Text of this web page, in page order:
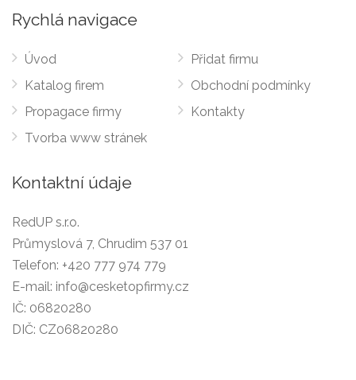
Rychlá navigace
Úvod
Katalog firem
Propagace firmy
Tvorba www stránek
Přidat firmu
Obchodní podmínky
Kontakty
Kontaktní údaje
RedUP s.r.o.
Průmyslová 7, Chrudim 537 01
Telefon: +420 777 974 779
E-mail: info@cesketopfirmy.cz
IČ: 06820280
DIČ: CZ06820280